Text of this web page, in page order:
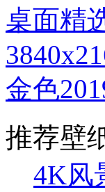
金色
推荐壁
4K风